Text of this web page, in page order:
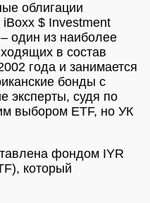
облигации
$ Investment
один из наиболее
в состав
года и занимается
бонды с
эксперты, судя по
выбором ETF, но УК
фондом IYR
который